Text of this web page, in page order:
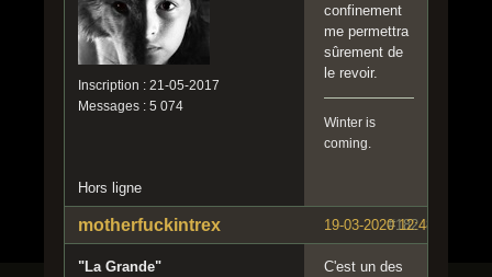
Inscription : 21-05-2017
Messages : 5 074
confinement
me permettra
sûrement de
le revoir.
Winter is
coming.
Hors ligne
#182
19-03-2020 12:48:40
motherfuckintrex
"La Grande"
C'est un des